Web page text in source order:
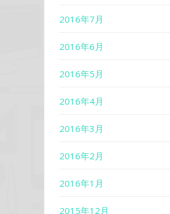
2016年7月
2016年6月
2016年5月
2016年4月
2016年3月
2016年2月
2016年1月
2015年12月